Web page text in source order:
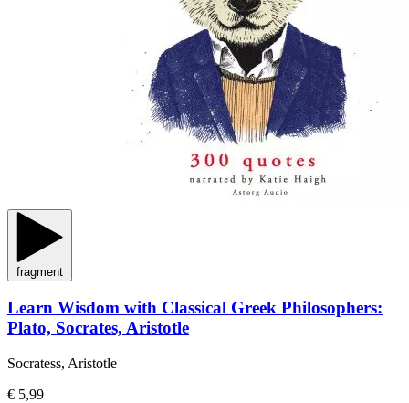
fragment
Learn Wisdom with Classical Greek Philosophers:
Plato, Socrates, Aristotle
Socratess, Aristotle
€ 5,99